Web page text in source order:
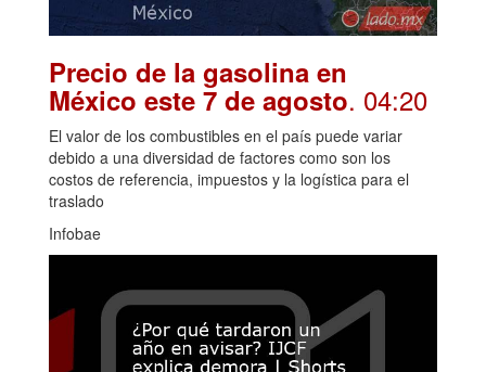
Precio de la gasolina en
México este 7 de agosto. 04:20
El valor de los combustibles en el país puede variar
debido a una diversidad de factores como son los
costos de referencia, impuestos y la logística para el
traslado
Infobae